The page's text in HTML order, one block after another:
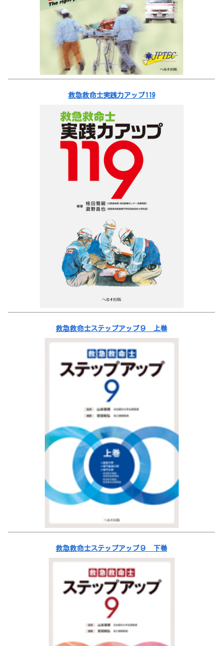
救急救命士実践力アップ119
救急救命士ステップアップ９ 上巻
救急救命士ステップアップ９ 下巻